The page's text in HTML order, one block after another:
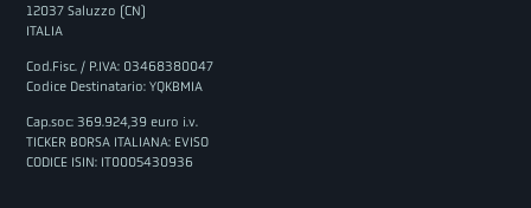
12037 Saluzzo (CN)
ITALIA
Cod.Fisc. / P.IVA: 03468380047
Codice Destinatario: YQKBMIA
Cap.soc: 369.924,39 euro i.v.
TICKER BORSA ITALIANA: EVISO
CODICE ISIN: IT0005430936